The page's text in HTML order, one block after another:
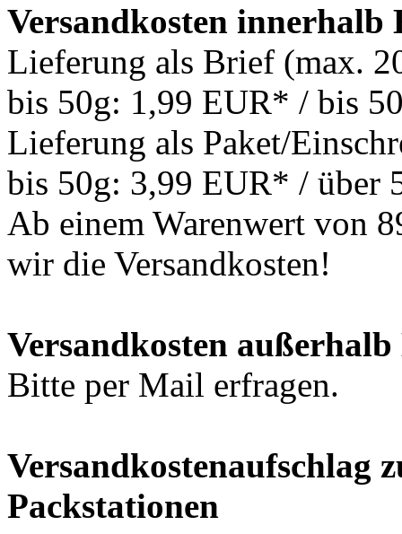
Versandkosten innerhalb
Lieferung als Brief (max.
bis 50g: 1,99 EUR* / bis
Lieferung als Paket/
bis 50g: 3,99 EUR* / über
Ab einem Warenwert von
wir die Versandkosten!
Versandkosten
Bitte per Mail erfragen.
Versandkostenaufschlag
Packstationen